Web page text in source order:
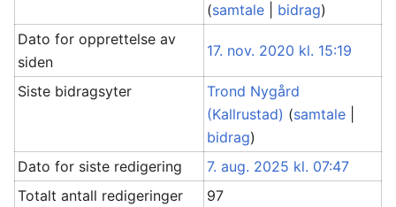
(samtale bidrag)
Dato for opprettelse av
siden
17. nov. 2020 kl. 15:19
Siste bidragsyter
Trond Nygård
(Kallrustad) (samtale
bidrag)
Dato for siste redigering
7. aug. 2025 kl. 07:47
Totalt antall redigeringer
97